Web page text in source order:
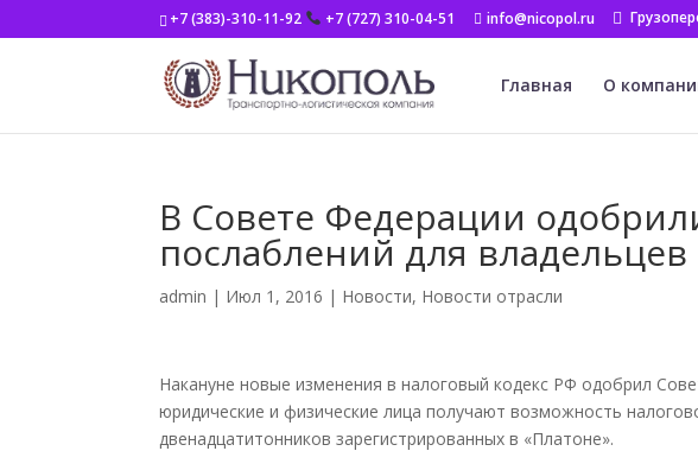
+7 (383)-310-11-92 +7 (727) 310-04-51 info@nicopol.ru
Главная О
В Совете Федерации
послаблений для
admin | Июл 1, 2016 | Новости, Новости отрасли
Накануне новые изменения в налоговый кодекс РФ одобрил
юридические и физические лица получают возможность
двенадцатитонников зарегистрированных в «Платоне».